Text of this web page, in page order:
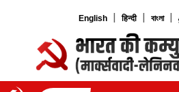
English | हिन्दी | বাংলা |